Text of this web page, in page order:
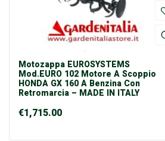
Motozappa EUROSYSTEMS
Mod.EURO 102 Motore A Scoppio
HONDA GX 160 A Benzina Con
Retromarcia – MADE IN ITALY
€1,715.00